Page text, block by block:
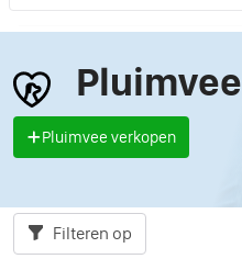
Pluimvee
Pluimvee verkopen
Filteren op